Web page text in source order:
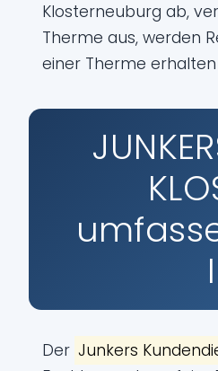
Klosterneuburg ab,
Therme aus, werden
einer Therme
Der Junkers